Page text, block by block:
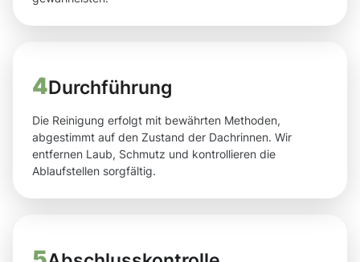
4Durchführung
Die Reinigung erfolgt mit bewährten Methoden,
abgestimmt auf den Zustand der Dachrinnen. Wir
entfernen Laub, Schmutz und kontrollieren die
Ablaufstellen sorgfältig.